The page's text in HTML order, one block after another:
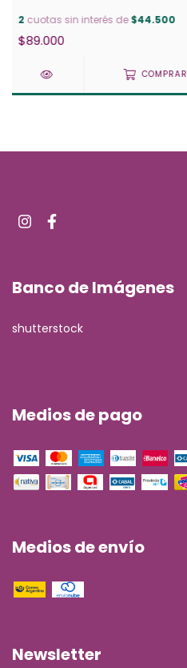
2 cuotas sin interés de$44.500
$89.000
COMPRAR
Banco de Imágenes
shutterstock
Medios de pago
Medios de envío
Newsletter